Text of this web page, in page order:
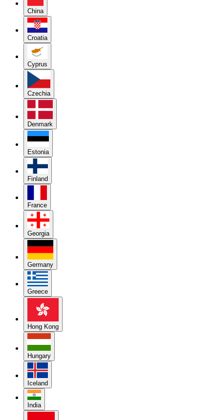
China
Croatia
Cyprus
Czechia
Denmark
Estonia
Finland
France
Georgia
Germany
Greece
Hong Kong
Hungary
Iceland
India